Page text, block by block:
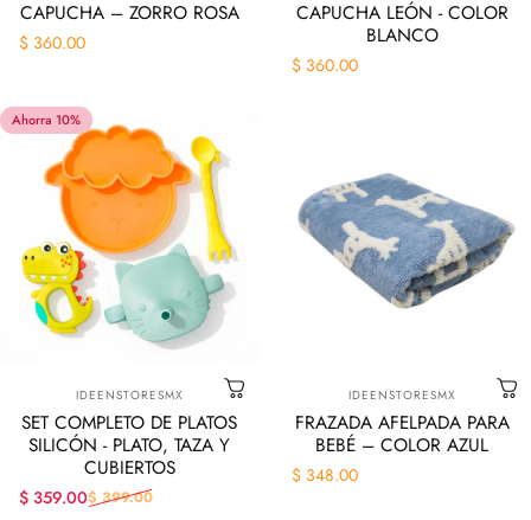
CAPUCHA – ZORRO ROSA
$ 360.00
CAPUCHA LEÓN - COLOR
BLANCO
$ 360.00
Ahorra 10%
Marca:
IDEENSTORESMX
SET COMPLETO DE PLATOS
SILICÓN - PLATO, TAZA Y
CUBIERTOS
Precio de oferta
$ 359.00
Precio habitual
$ 399.00
Marca:
IDEENSTORESMX
FRAZADA AFELPADA PARA
BEBÉ – COLOR AZUL
$ 348.00